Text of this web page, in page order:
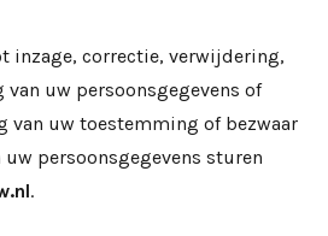
inzage, correctie, verwijdering,
uw persoonsgegevens of
van uw toestemming of bezwaar
persoonsgegevens sturen
.